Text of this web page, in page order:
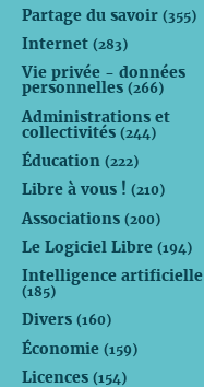
Partage du savoir (355)
Internet (283)
Vie privée - données
personnelles (266)
Administrations et
collectivités (244)
Éducation (222)
Libre à vous ! (210)
Associations (200)
Le Logiciel Libre (194)
Intelligence artificielle
(185)
Divers (160)
Économie (159)
Licences (154)